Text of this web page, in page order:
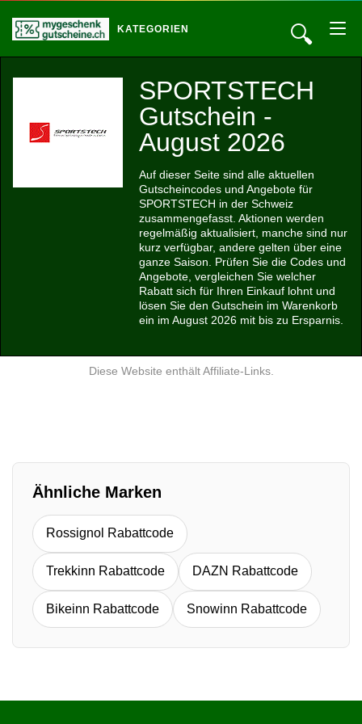
🔍
KATEGORIEN
SPORTSTECH
Gutschein -
August 2026
Auf dieser Seite sind alle aktuellen
Gutscheincodes und Angebote für
SPORTSTECH in der Schweiz
zusammengefasst. Aktionen werden
regelmäßig aktualisiert, manche sind nur
kurz verfügbar, andere gelten über eine
ganze Saison. Prüfen Sie die Codes und
Angebote, vergleichen Sie welcher
Rabatt sich für Ihren Einkauf lohnt und
lösen Sie den Gutschein im Warenkorb
ein im August 2026 mit bis zu Ersparnis.
Diese Website enthält Affiliate-Links.
Ähnliche Marken
Rossignol Rabattcode
Trekkinn Rabattcode DAZN Rabattcode
Bikeinn Rabattcode Snowinn Rabattcode